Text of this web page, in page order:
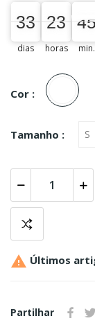
33
33
00
dias
23
23
00
horas
44
44
45
min.
Cor :
Unica
Tamanho :
 Últimos
Partilhar